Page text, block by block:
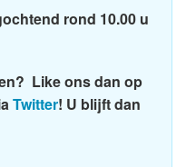
rond 10.00 u
Like ons dan op
Twitter! U blijft dan